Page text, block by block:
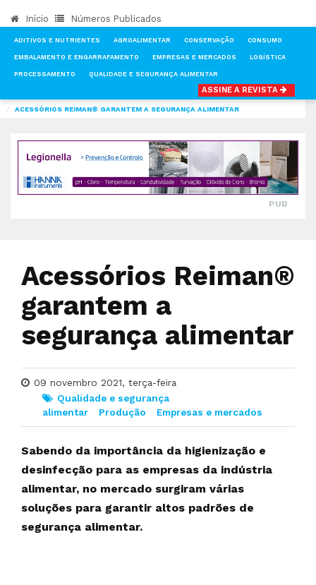
Início Números Publicados
ADITIVOS E NUTRIENTES AGROALIMENTAR CONSERVAÇÃO CONSUMO
EMBALAMENTO E ENGARRAFAMENTO EMPRESAS E MERCADOS LOGÍSTICA
PROCESSAMENTO QUALIDADE E SEGURANÇA ALIMENTAR
ASSINE A REVISTA
QUALIDADE E SEGURANÇA ALIMENTAR
ACESSÓRIOS REIMAN® GARANTEM A SEGURANÇA ALIMENTAR
PUB
Acessórios Reiman®
garantem a
segurança alimentar
09 novembro 2021, terça-feira
Qualidade e segurança
alimentar
Produção Empresas e mercados
Sabendo da importância da higienização e
desinfecção para as empresas da indústria
alimentar, no mercado surgiram várias
soluções para garantir altos padrões de
segurança alimentar.